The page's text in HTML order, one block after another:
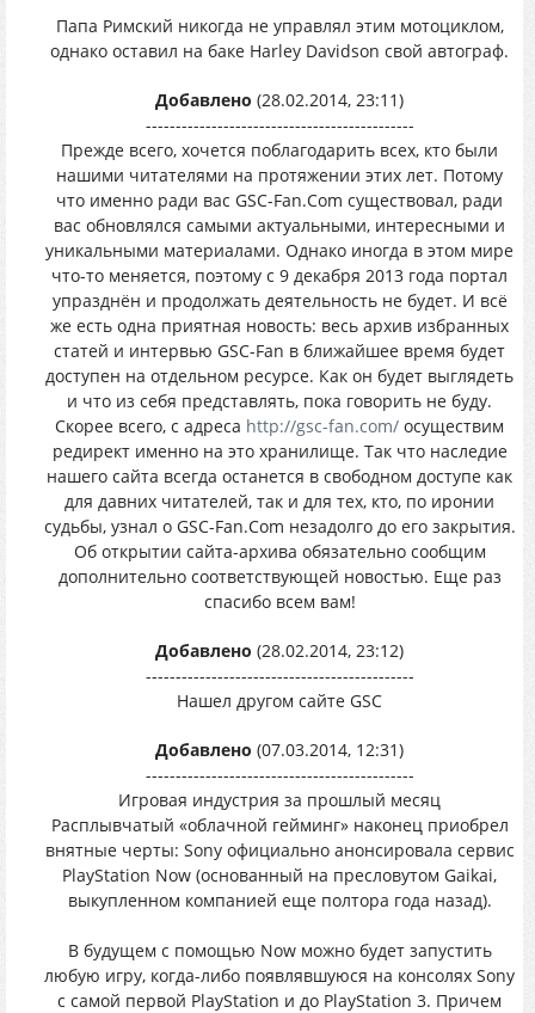
Папа Римский никогда не управлял этим мотоциклом,
однако оставил на баке Harley Davidson свой автограф.
Добавлено (28.02.2014, 23:11)
---------------------------------------------
Прежде всего, хочется поблагодарить всех, кто были
нашими читателями на протяжении этих лет. Потому
что именно ради вас GSC-Fan.Com существовал, ради
вас обновлялся самыми актуальными, интересными и
уникальными материалами. Однако иногда в этом мире
что-то меняется, поэтому с 9 декабря 2013 года портал
упразднён и продолжать деятельность не будет. И всё
же есть одна приятная новость: весь архив избранных
статей и интервью GSC-Fan в ближайшее время будет
доступен на отдельном ресурсе. Как он будет выглядеть
и что из себя представлять, пока говорить не буду.
Скорее всего, с адреса http://gsc-fan.com/ осуществим
редирект именно на это хранилище. Так что наследие
нашего сайта всегда останется в свободном доступе как
для давних читателей, так и для тех, кто, по иронии
судьбы, узнал о GSC-Fan.Com незадолго до его закрытия.
Об открытии сайта-архива обязательно сообщим
дополнительно соответствующей новостью. Еще раз
спасибо всем вам!
Добавлено (28.02.2014, 23:12)
---------------------------------------------
Нашел другом сайте GSC
Добавлено (07.03.2014, 12:31)
---------------------------------------------
Игровая индустрия за прошлый месяц
Расплывчатый «облачной гейминг» наконец приобрел
внятные черты: Sony официально анонсировала сервис
PlayStation Now (основанный на пресловутом Gaikai,
выкупленном компанией еще полтора года назад).
В будущем с помощью Now можно будет запустить
любую игру, когда-либо появлявшуюся на консолях Sony
с caмой первой PlayStation и до PlayStation 3. Причем